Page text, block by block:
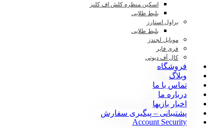
اسکین منظره کلش اف کلنز
بلیط طلایی
براول استارز
بلیط طلایی
موبایل لجندز
فری فایر
کال آف دیوتی
فروشگاه
وبلاگ
تماس با ما
درباره ما
اخبار بازیها
پشتیبانی – پیگیری سفارش
Account Security